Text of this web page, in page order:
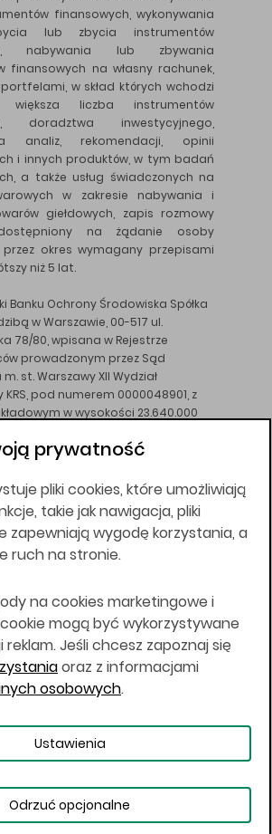
finansowych, wykonywania
lub zbycia instrumentów
nabywania lub zbywania
finansowych na własny rachunek,
w skład których wchodzi
liczba instrumentów
doradztwa inwestycyjnego,
analiz, rekomendacji, opinii
i innych produktów, w tym badań
a także usług świadczonych na
w zakresie nabywania i
giełdowych, zapis rozmowy
na żądanie osoby
okres wymagany przepisami
niż 5 lat.
Banku Ochrony Środowiska Spółka
w Warszawie, 00-517 ul.
78/80, wpisana w Rejestrze
prowadzonym przez Sąd
st. Warszawy XII Wydział
pod numerem 0000048901, z
w wysokości 23.640.000
na podstawie zezwolenia KNF z dnia
na niniejszej stronie w tym
inwestycyjnych nie są
osób mających miejsce
lub pobytu w Stanach
dowolnej innej jurysdykcji, w której
sprzeczny z prawem lub w
z prawem nabycie produktów
nie jest możliwe lub w której nie
oferty. Prawa obowiązujące
określają, czy jest możliwe
produktów
BOŚ | BOSSA.PL
Dane osobowe
prywatność
pliki cookies, które umożliwiają
takie jak nawigacja, pliki
zapewniają wygodę korzystania, a
ruch na stronie.
na cookies marketingowe i
mogą być wykorzystywane
Jeśli chcesz zapoznaj się
oraz z informacjami
osobowych.
Ustawienia
Odrzuć opcjonalne